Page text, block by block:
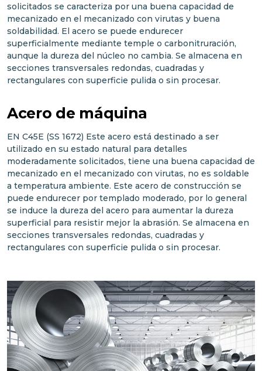
solicitados se caracteriza por una buena capacidad de
mecanizado en el mecanizado con virutas y buena
soldabilidad. El acero se puede endurecer
superficialmente mediante temple o carbonitruración,
aunque la dureza del núcleo no cambia. Se almacena en
secciones transversales redondas, cuadradas y
rectangulares con superficie pulida o sin procesar.
Acero de máquina
EN C45E (SS 1672) Este acero está destinado a ser
utilizado en su estado natural para detalles
moderadamente solicitados, tiene una buena capacidad de
mecanizado en el mecanizado con virutas, no es soldable
a temperatura ambiente. Este acero de construcción se
puede endurecer por templado moderado, por lo general
se induce la dureza del acero para aumentar la dureza
superficial para resistir mejor la abrasión. Se almacena en
secciones transversales redondas, cuadradas y
rectangulares con superficie pulida o sin procesar.